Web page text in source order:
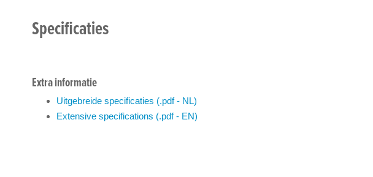
Specificaties
Extra informatie
Uitgebreide specificaties (.pdf - NL)
Extensive specifications (.pdf - EN)